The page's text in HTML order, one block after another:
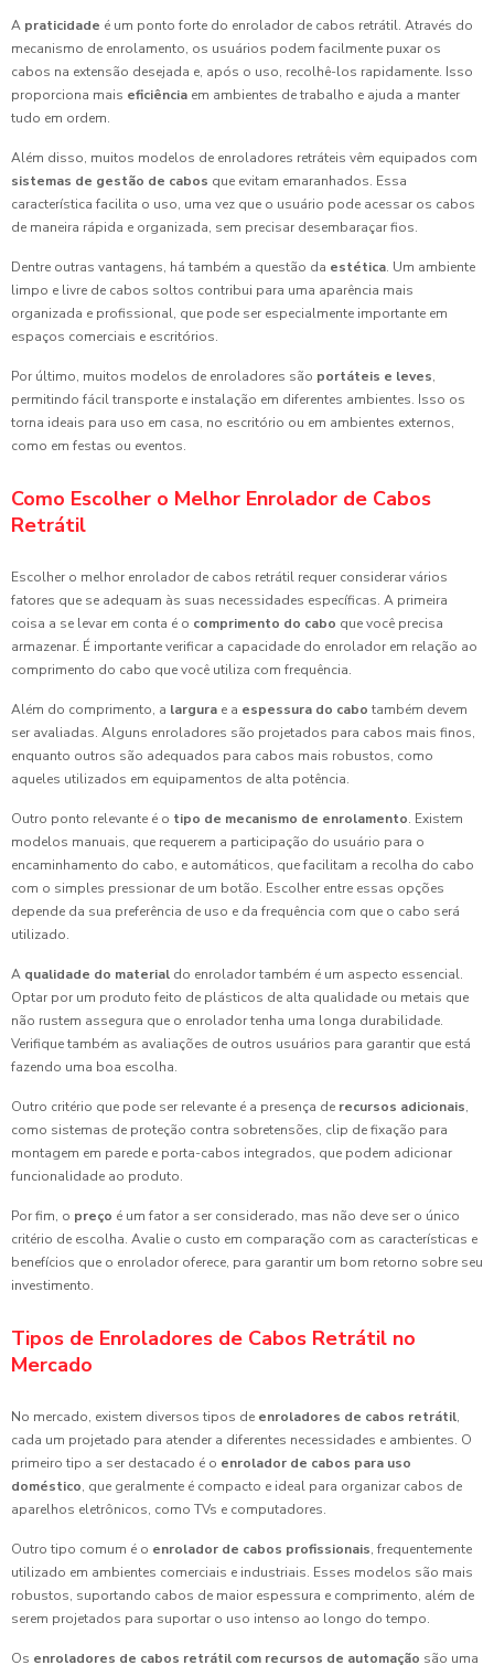
A praticidade é um ponto forte do enrolador de cabos retrátil. Através do
mecanismo de enrolamento, os usuários podem facilmente puxar os
cabos na extensão desejada e, após o uso, recolhê-los rapidamente. Isso
proporciona mais eficiência em ambientes de trabalho e ajuda a manter
tudo em ordem.
Além disso, muitos modelos de enroladores retráteis vêm equipados com
sistemas de gestão de cabos que evitam emaranhados. Essa
característica facilita o uso, uma vez que o usuário pode acessar os cabos
de maneira rápida e organizada, sem precisar desembaraçar fios.
Dentre outras vantagens, há também a questão da estética. Um ambiente
limpo e livre de cabos soltos contribui para uma aparência mais
organizada e profissional, que pode ser especialmente importante em
espaços comerciais e escritórios.
Por último, muitos modelos de enroladores são portáteis e leves,
permitindo fácil transporte e instalação em diferentes ambientes. Isso os
torna ideais para uso em casa, no escritório ou em ambientes externos,
como em festas ou eventos.
Como Escolher o Melhor Enrolador de Cabos
Retrátil
Escolher o melhor enrolador de cabos retrátil requer considerar vários
fatores que se adequam às suas necessidades específicas. A primeira
coisa a se levar em conta é o comprimento do cabo que você precisa
armazenar. É importante verificar a capacidade do enrolador em relação ao
comprimento do cabo que você utiliza com frequência.
Além do comprimento, a largura e a espessura do cabo também devem
ser avaliadas. Alguns enroladores são projetados para cabos mais finos,
enquanto outros são adequados para cabos mais robustos, como
aqueles utilizados em equipamentos de alta potência.
Outro ponto relevante é o tipo de mecanismo de enrolamento. Existem
modelos manuais, que requerem a participação do usuário para o
encaminhamento do cabo, e automáticos, que facilitam a recolha do cabo
com o simples pressionar de um botão. Escolher entre essas opções
depende da sua preferência de uso e da frequência com que o cabo será
utilizado.
A qualidade do material do enrolador também é um aspecto essencial.
Optar por um produto feito de plásticos de alta qualidade ou metais que
não rustem assegura que o enrolador tenha uma longa durabilidade.
Verifique também as avaliações de outros usuários para garantir que está
fazendo uma boa escolha.
Outro critério que pode ser relevante é a presença de recursos adicionais,
como sistemas de proteção contra sobretensões, clip de fixação para
montagem em parede e porta-cabos integrados, que podem adicionar
funcionalidade ao produto.
Por fim, o preço é um fator a ser considerado, mas não deve ser o único
critério de escolha. Avalie o custo em comparação com as características e
benefícios que o enrolador oferece, para garantir um bom retorno sobre seu
investimento.
Tipos de Enroladores de Cabos Retrátil no
Mercado
No mercado, existem diversos tipos de enroladores de cabos retrátil,
cada um projetado para atender a diferentes necessidades e ambientes. O
primeiro tipo a ser destacado é o enrolador de cabos para uso
doméstico, que geralmente é compacto e ideal para organizar cabos de
aparelhos eletrônicos, como TVs e computadores.
Outro tipo comum é o enrolador de cabos profissionais, frequentemente
utilizado em ambientes comerciais e industriais. Esses modelos são mais
robustos, suportando cabos de maior espessura e comprimento, além de
serem projetados para suportar o uso intenso ao longo do tempo.
Os enroladores de cabos retrátil com recursos de automação são uma